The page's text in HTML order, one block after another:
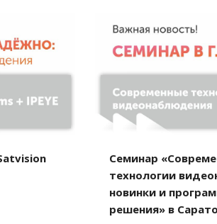
Семинар
технологии
новинки и
решения» в